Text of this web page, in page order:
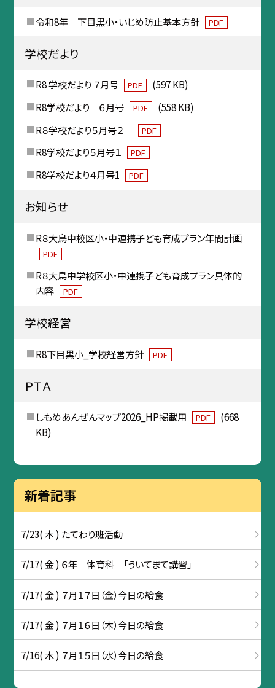
令和8年 下目黒小・いじめ防止基本方針 PDF
学校だより
R8 学校だより ７月号 PDF
(597 KB)
R8学校だより ６月号
PDF
(558 KB)
R８学校だより５月号２
PDF
R8学校だより５月号１ PDF
R8学校だより４月号1 PDF
お知らせ
R８大鳥中校区小・中連携子ども育成プラン年間計画
PDF
R８大鳥中学校区小・中連携子ども育成プラン具体的
内容
PDF
学校経営
R8下目黒小_学校経営方針 PDF
ＰＴＡ
しもめあんぜんマップ2026_HP掲載用 PDF
(668
KB)
新着記事
7/23( 木 ) たてわり班活動
7/17( 金 ) ６年 体育科 「ういてまて講習」
7/17( 金 ) ７月１７日（金）今日の給食
7/17( 金 ) ７月１６日（木）今日の給食
7/16( 木 ) ７月１５日（水）今日の給食